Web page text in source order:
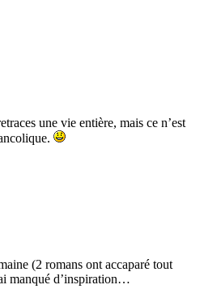
une vie entière, mais ce n’est
(2 romans ont accaparé tout
manqué d’inspiration…